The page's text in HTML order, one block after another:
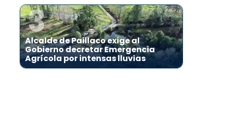
3
Alcalde de Paillaco exige al
Gobierno decretar Emergencia
Agrícola por intensas lluvias